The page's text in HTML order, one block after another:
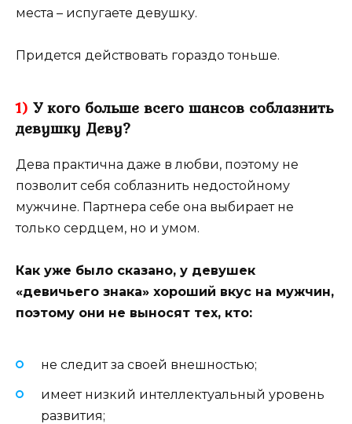
места – испугаете девушку.
Придется действовать гораздо тоньше.
1) У кого больше всего шансов соблазнить
девушку Деву?
Дева практична даже в любви, поэтому не
позволит себя соблазнить недостойному
мужчине. Партнера себе она выбирает не
только сердцем, но и умом.
Как уже было сказано, у девушек
«девичьего знака» хороший вкус на мужчин,
поэтому они не выносят тех, кто:
не следит за своей внешностью;
имеет низкий интеллектуальный уровень
развития;